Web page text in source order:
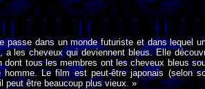
passe dans un monde futuriste et dans lequel
a les cheveux qui deviennent bleus. Elle
dont tous les membres ont les cheveux bleus
homme. Le film est peut-être japonais (selon
peut être beaucoup plus vieux. »